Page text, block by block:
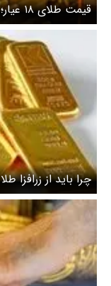
قیمت طلای ۱۸ عیار؛ صبح چهارشنبه ۲۴ بهمن
چرا باید از زرافزا